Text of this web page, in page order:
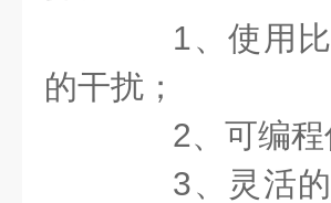
1、使用比
的干扰；
2、可编程
3、灵活的